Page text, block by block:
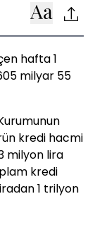
hafta 1
milyar 55
kredi hacmi
milyon lira
kredi
1 trilyon